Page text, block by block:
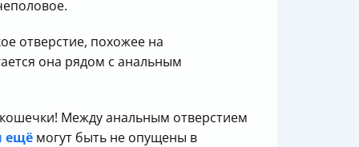
отверстие, похожее на
она рядом с анальным
Между анальным отверстием
ещё могут быть не опущены в